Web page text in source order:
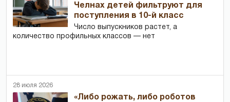
Челнах детей фильтруют для
поступления в 10-й класс
Число выпускников растет, а
количество профильных классов — нет
28 июля 2026
«Либо рожать, либо роботов